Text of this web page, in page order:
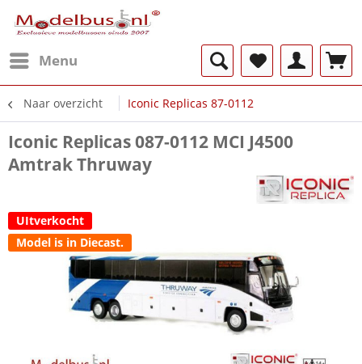
Menu
Naar overzicht Iconic Replicas 87-0112
Iconic Replicas 087-0112 MCI J4500
Amtrak Thruway
UItverkocht
Model is in Diecast.